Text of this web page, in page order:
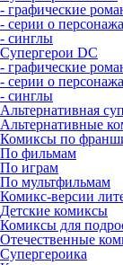
- графические
- серии о
- синглы
Супергерои DC
- графические
- серии о
- синглы
Альтернативная
Альтернативные
Комиксы по
По фильмам
По играм
По мультфильмам
Комикс-версии
Детские комиксы
Комиксы для
Отечественные
Супергероика